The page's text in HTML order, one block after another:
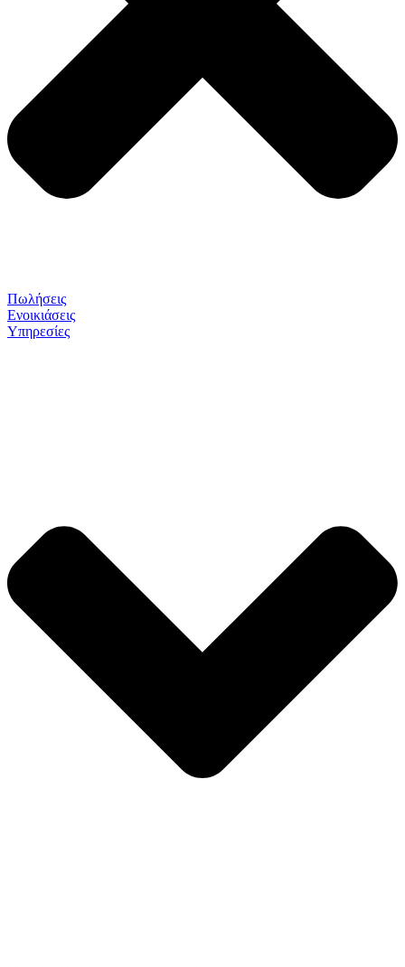
Πωλήσεις
Ενοικιάσεις
Υπηρεσίες